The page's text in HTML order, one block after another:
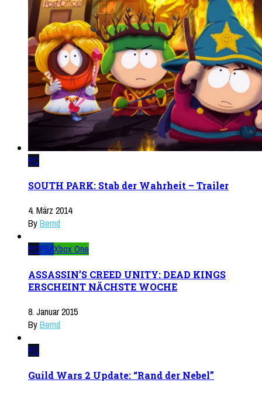
PC
SOUTH PARK: Stab der Wahrheit – Trailer
4. März 2014
ByBernd
PCPS4Xbox One
ASSASSIN’S CREED UNITY: DEAD KINGS
ERSCHEINT NÄCHSTE WOCHE
8. Januar 2015
ByBernd
PC
Guild Wars 2 Update: “Rand der Nebel”